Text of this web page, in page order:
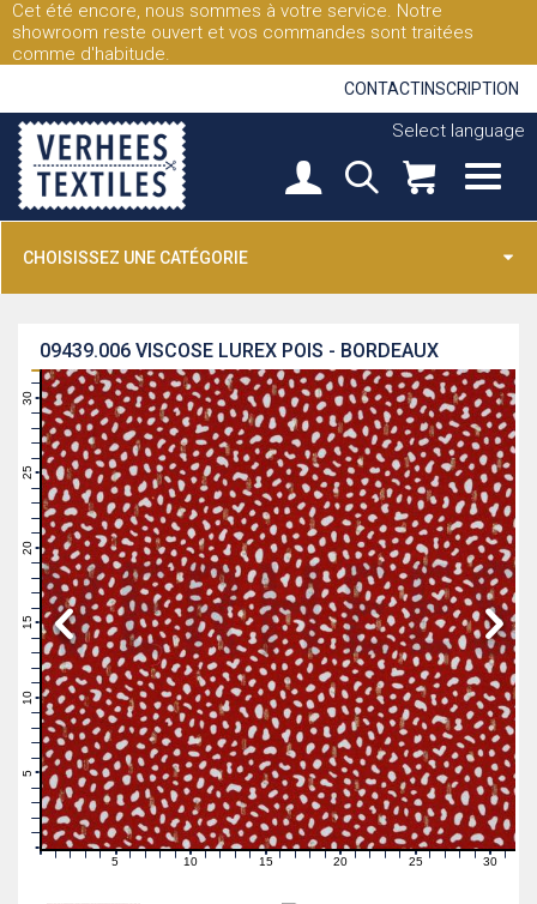
Cet été encore, nous sommes à votre service. Notre
showroom reste ouvert et vos commandes sont traitées
comme d'habitude.
CONTACT INSCRIPTION
Select language
CHOISISSEZ UNE CATÉGORIE
VISCOSE LUREX POIS - BORDEAUX
09439.006
0
1
2
3
4
5
6
7
8
10
11
12
13
14
15
16
17
18
19
20
21
22
23
24
25
26
27
28
29
30
31
0 1 2 3 4 5 6 7 8910111213141516171819202122232425 2627282930 31